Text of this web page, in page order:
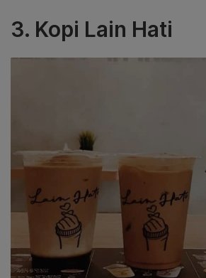
3. Kopi Lain Hati